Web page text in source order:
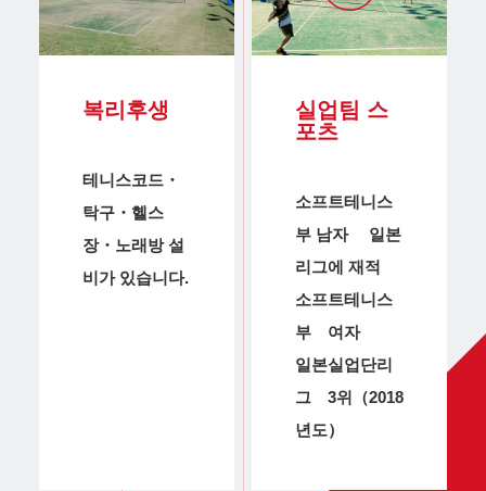
복리후생
테니스코드・
탁구・헬스
장・노래방 설
비가 있습니다.
실업팀 스
포츠
소프트테니스
부 남자 일본
리그에 재적
소프트테니스
부 여자
일본실업단리
그 3위（2018
년도）